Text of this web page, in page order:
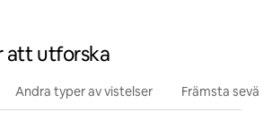
att utforska
Andra typer av vistelser Främsta